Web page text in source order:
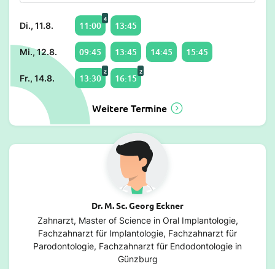
Di., 11.8. 11:00
4
13:45
Mi., 12.8. 09:45 13:45 14:45 15:45
Fr., 14.8. 13:30
2
16:15
2
Weitere Termine
Dr. M. Sc. Georg Eckner
Zahnarzt, Master of Science in Oral Implantologie,
Fachzahnarzt für Implantologie, Fachzahnarzt für
Parodontologie, Fachzahnarzt für Endodontologie in
Günzburg